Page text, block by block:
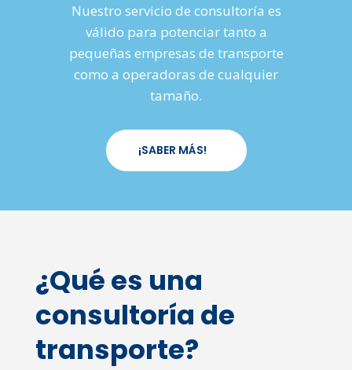
Nuestro servicio de consultoría es
válido para potenciar tanto a
pequeñas empresas de transporte
como a operadoras de cualquier
tamaño.
¡SABER MÁS!
¿Qué es una
consultoría de
transporte?